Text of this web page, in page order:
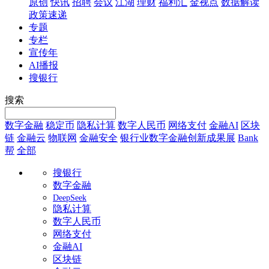
政策速递
专题
专栏
宣传年
AI播报
搜银行
搜索
数字金融 稳定币 隐私计算 数字人民币 网络支付 金融AI 区块
链 金融云 物联网 金融安全 银行业数字金融创新成果展 Bank
帮 全部
搜银行
数字金融
DeepSeek
隐私计算
数字人民币
网络支付
金融AI
区块链